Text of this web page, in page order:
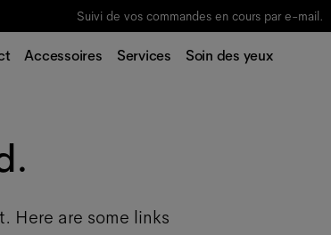
Suivi de vos commandes en cours par e-mail.
Accessoires Services Soin des yeux
Here are some links